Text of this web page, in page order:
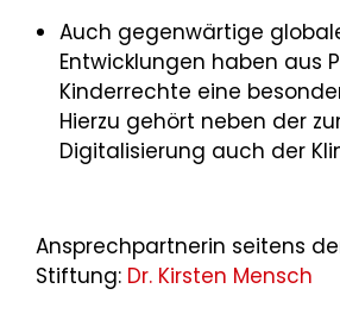
Auch gegenwärtige
Entwicklungen haben aus
Kinderrechte eine
Hierzu gehört neben der
Digitalisierung auch der
Ansprechpartnerin seitens
Stiftung: Dr. Kirsten Mensch